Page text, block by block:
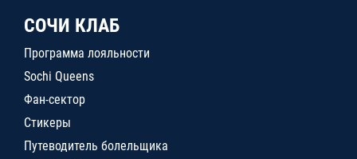
СОЧИ КЛАБ
Программа лояльности
Sochi Queens
Фан-сектор
Стикеры
Путеводитель болельщика